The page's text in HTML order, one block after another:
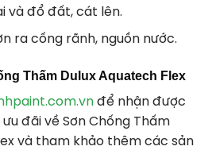
và đổ đất, cát lên.
ra cống rãnh, nguồn nước.
Thấm Dulux Aquatech Flex
để nhận được
đãi về Sơn Chống Thấm
và tham khảo thêm các sản